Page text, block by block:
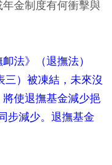
金制度有何衝擊與
法》（退撫法）
三）被凍結，未來沒
使退撫基金減少挹
步減少。退撫基金